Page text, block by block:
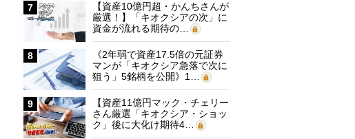
7
【資産10億円超・かんちさんが
厳選！】「キオクシアの次」に
資金が流れる期待の…
8
《2年弱で資産17.5倍の元証券
マンが「キオクシア急落で次に
狙う」5銘柄を公開》1…
9
【資産11億円マック・チェリー
さん厳選「キオクシア・ショッ
ク」後に大化け期待4…